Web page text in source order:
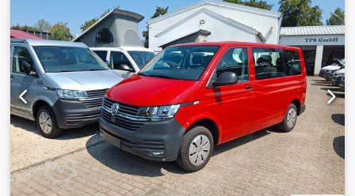
stabilitetsprogram (ESP), firehjulstræk, klimaanlæg,
parkeringsvarmer, sodfilter, lang akselafstand
Servostyring, elektriske vinduer, opvarmede sidespejle,
radio, tagbøjler, kurvelys, tågeforlygter, Apple CarPlay er
muligt, Sortimo værkstedsreoler, 1. ejer, servicebog, meget
ren, levering i hele landet 295,- EUR + moms,
anhængertræk 790,- EUR + moms. Ingen
reparationsbaglog, kontrolleret på værksted. Prøvetur er
muligt, levering i hele landet 295,- EUR + moms. Dcjdsztg
Uljpfx Apvsk Nr.: 699 Åbningstider: Mandag-fredag 8.00-
12.00 og 13.30-17.00, lørdag 9.00-11.30. Flere køretøjer
findes på: